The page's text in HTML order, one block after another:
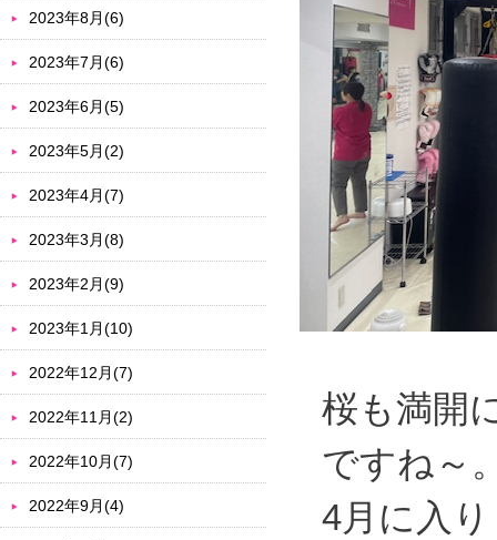
桜も満開
ですね～
4月に入
2023年8月(6)
2023年7月(6)
2023年6月(5)
2023年5月(2)
2023年4月(7)
2023年3月(8)
2023年2月(9)
2023年1月(10)
2022年12月(7)
2022年11月(2)
2022年10月(7)
2022年9月(4)